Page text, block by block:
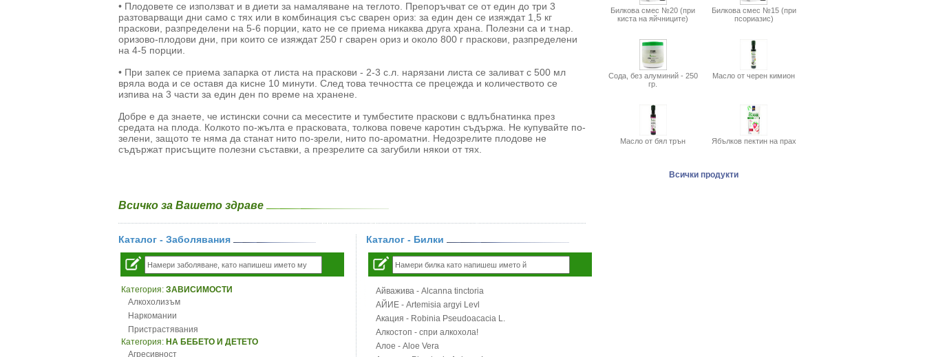
• Плодовете се използват и в диети за намаляване на теглото. Препоръчват се от един до три 3
разтоварващи дни само с тях или в комбинация със сварен ориз: за един ден се изяждат 1,5 кг
праскови, разпределени на 5-6 порции, като не се приема никаква друга храна. Полезни са и т.нар.
оризово-плодови дни, при които се изяждат 250 г сварен ориз и около 800 г праскови, разпределени
на 4-5 порции.
• При запек се приема запарка от листа на праскови - 2-3 с.л. нарязани листа се заливат с 500 мл
вряла вода и се оставя да кисне 10 минути. След това течността се прецежда и количеството се
изпива на 3 части за един ден по време на хранене.
Добре е да знаете, че истински сочни са месестите и тумбестите праскови с вдлъбнатинка през
средата на плода. Колкото по-жълта е прасковата, толкова повече каротин съдържа. Не купувайте по-
зелени, защото те няма да станат нито по-зрели, нито по-ароматни. Недозрелите плодове не
съдържат присъщите полезни съставки, а презрелите са загубили някои от тях.
Всичко за Вашето здраве
Каталог - Заболявания
Категория: ЗАВИСИМОСТИ
Алкохолизъм
Наркомании
Пристрастявания
Категория: НА БЕБЕТО И ДЕТЕТО
Агресивност
Каталог - Билки
Айважива - Alcanna tinctoria
АЙИЕ - Artemisia argyi Levl
Акация - Robinia Pseudoacacia L.
Алкостоп - спри алкохола!
Алое - Aloe Vera
Билкова смес №20 (при
киста на яйчниците)
Билкова смес №15 (при
псориазис)
Сода, без алуминий - 250
гр.
Масло от черен кимион
Масло от бял трън Ябълков пектин на прах
Всички продукти